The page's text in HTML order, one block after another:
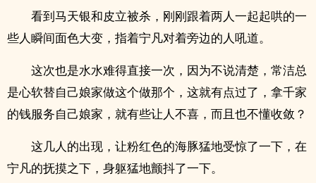
看到马天银和皮立被杀，刚刚跟着两人一起起哄的一
些人瞬间面色大变，指着宁凡对着旁边的人吼道。
这次也是水水难得直接一次，因为不说清楚，常洁总
是心软替自己娘家做这个做那个，这就有点过了，拿千家
的钱服务自己娘家，就有些让人不喜，而且也不懂收敛？
这几人的出现，让粉红色的海豚猛地受惊了一下，在
宁凡的抚摸之下，身躯猛地颤抖了一下。